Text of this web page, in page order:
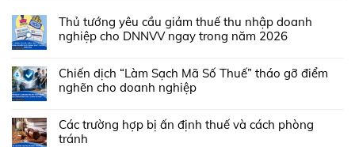
Thủ tướng yêu cầu giảm thuế thu nhập doanh
nghiệp cho DNNVV ngay trong năm 2026
Chiến dịch “Làm Sạch Mã Số Thuế” tháo gỡ điểm
nghẽn cho doanh nghiệp
Các trường hợp bị ấn định thuế và cách phòng
tránh